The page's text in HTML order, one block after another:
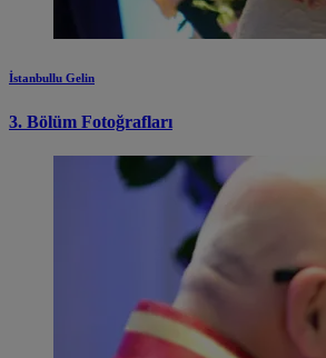
İstanbullu Gelin
3. Bölüm Fotoğrafları